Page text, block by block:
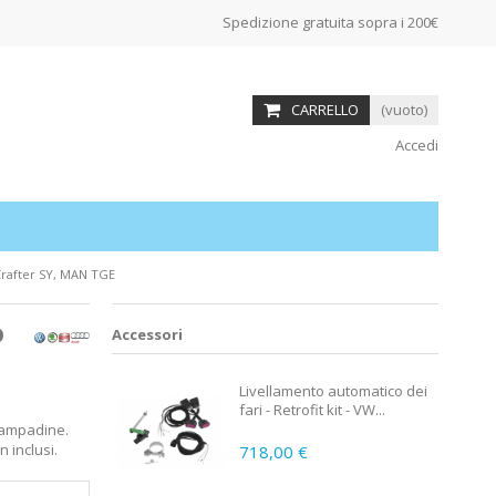
Spedizione gratuita sopra i 200€
CARRELLO
(vuoto)
Accedi
SY, MAN TGE
inclusi.
Accessori
Livellamento automatico dei
fari - Retrofit kit - VW...
718,00 €